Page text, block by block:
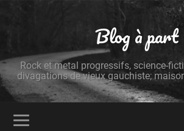
Blog à part
Rock et metal progressifs, science-
divagations de vieux gauchiste;